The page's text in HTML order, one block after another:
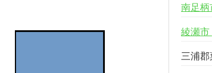
南足柄
綾瀬市
三浦